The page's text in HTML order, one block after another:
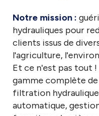
Notre mission :
hydrauliques pour
clients issus de
l'agriculture,
Et ce n'est pas tout !
gamme complète
filtration
automatique,